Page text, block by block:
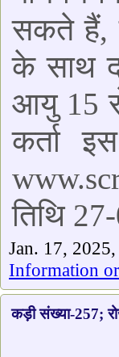
सकते हैं,
के साथ
आयु 15 से
कर्ता
तिथि
Jan. 17,
Information
कड़ी संख्या-257;